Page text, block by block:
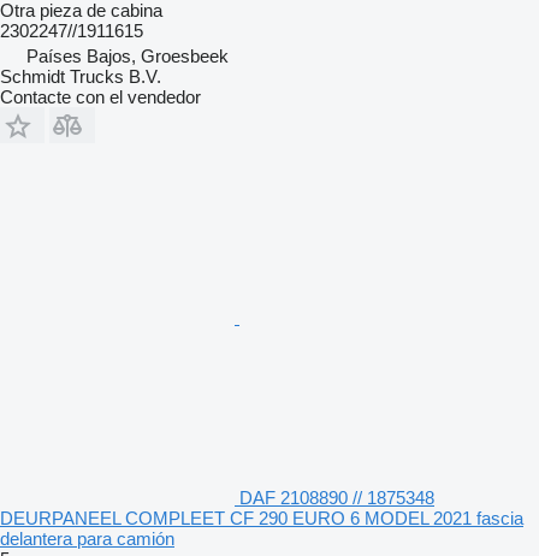
Otra pieza de cabina
2302247//1911615
Países Bajos, Groesbeek
Schmidt Trucks B.V.
Contacte con el vendedor
DAF 2108890 // 1875348
DEURPANEEL COMPLEET CF 290 EURO 6 MODEL 2021 fascia
delantera para camión